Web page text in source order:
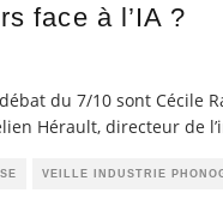
face à l’IA ?
du 7/10 sont Cécile
Hérault, directeur de
VEILLE INDUSTRIE